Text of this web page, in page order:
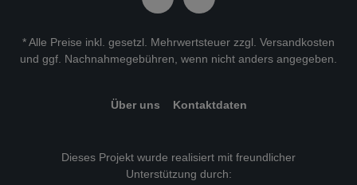
* Alle Preise inkl. gesetzl. Mehrwertsteuer zzgl. Versandkosten
und ggf. Nachnahmegebühren, wenn nicht anders angegeben.
Über uns Kontaktdaten
Dieses Projekt wurde realisiert mit freundlicher
Unterstützung durch: